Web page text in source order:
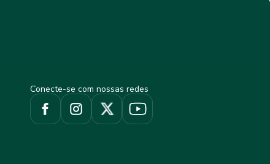
Conecte-se com nossas redes